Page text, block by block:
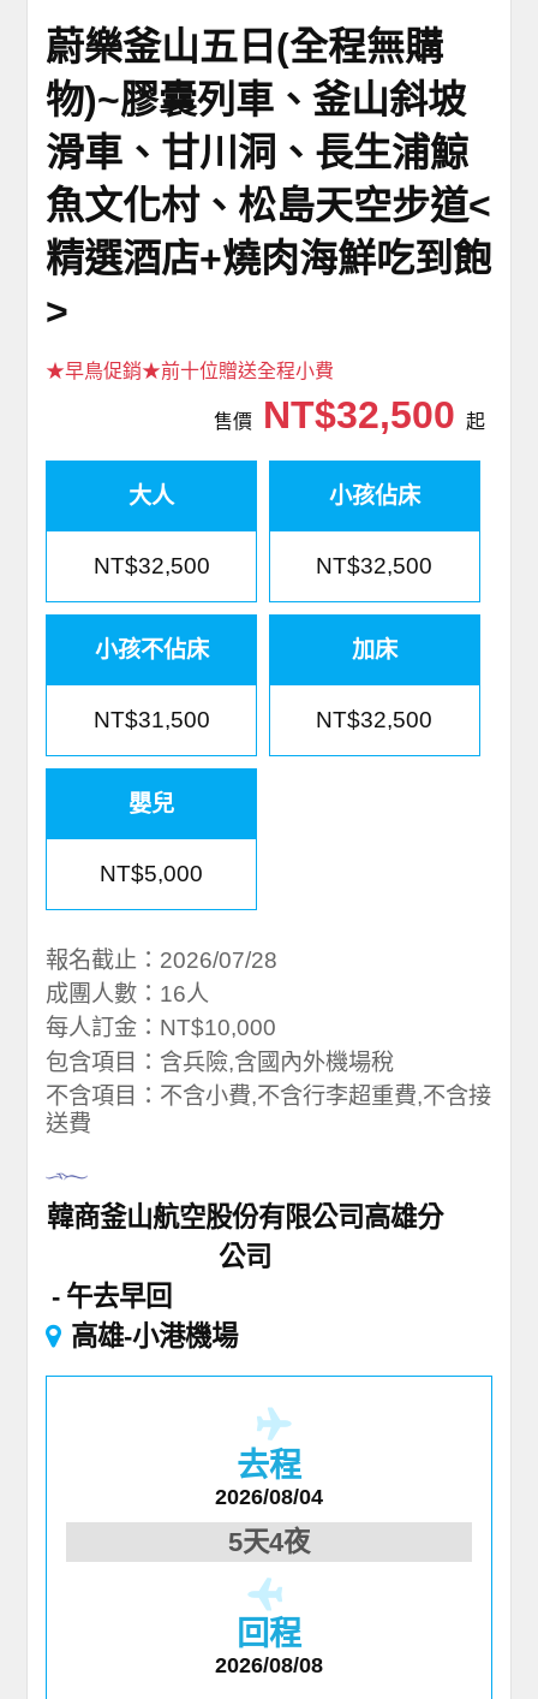
蔚樂釜山五日(全程無購
物)~膠囊列車、釜山斜坡
滑車、甘川洞、長生浦鯨
魚文化村、松島天空步道<
精選酒店+燒肉海鮮吃到飽
>
★早鳥促銷★前十位贈送全程小費
售價NT$32,500 起
大人
NT$32,500
小孩佔床
NT$32,500
小孩不佔床
NT$31,500
加床
NT$32,500
嬰兒
NT$5,000
報名截止：2026/07/28
成團人數：16人
每人訂金：NT$10,000
包含項目：含兵險,含國內外機場稅
不含項目：不含小費,不含行李超重費,不含接
送費
韓商釜山航空股份有限公司高雄分
公司
午去早回
高雄-小港機場
去程
2026/08/04
5天4夜
回程
2026/08/08